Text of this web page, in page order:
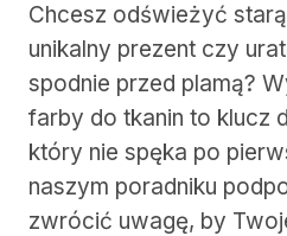
Chcesz odświeżyć
unikalny prezent czy
spodnie przed plamą?
farby do tkanin to klucz
który nie spęka po
naszym poradniku
zwrócić uwagę, by